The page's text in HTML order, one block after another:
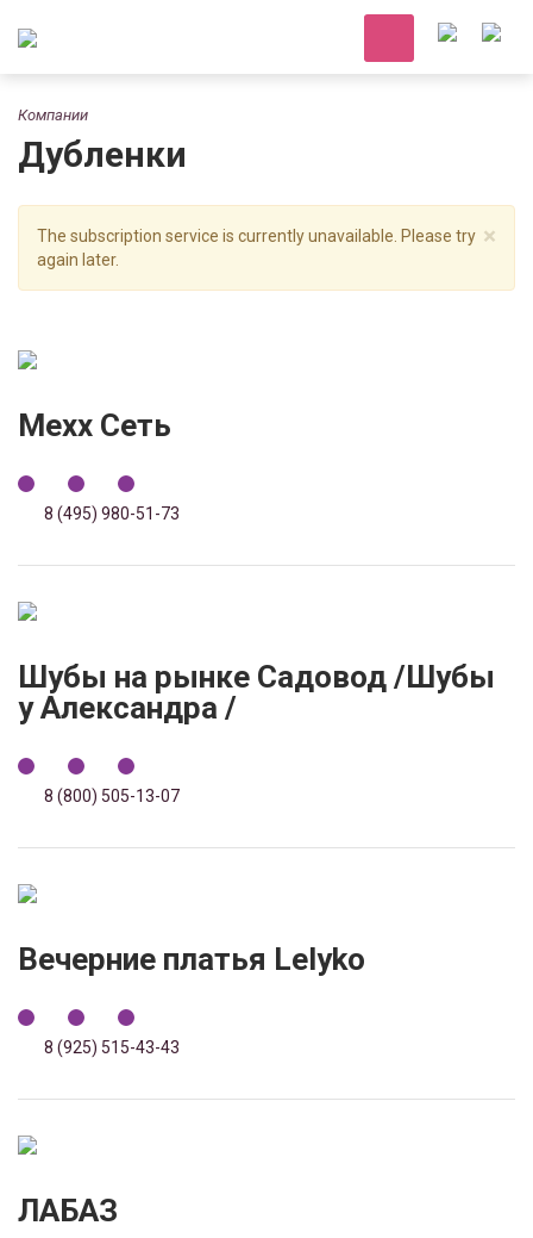
Компании
Дубленки
×
The subscription service is currently unavailable. Please try
again later.
Mexx Сеть
8 (495) 980-51-73
Шубы на рынке Садовод /Шубы
у Александра /
8 (800) 505-13-07
Вечерние платья Lelyko
8 (925) 515-43-43
ЛАБАЗ